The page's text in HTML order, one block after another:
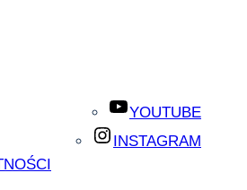
YOUTUBE
INSTAGRAM